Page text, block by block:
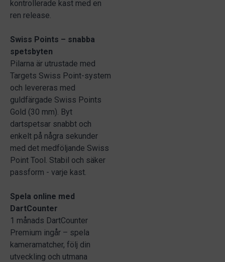
kontrollerade kast med en
ren release.
Swiss Points – snabba
spetsbyten
Pilarna är utrustade med
Targets Swiss Point-system
och levereras med
guldfärgade Swiss Points
Gold (30 mm). Byt
dartspetsar snabbt och
enkelt på några sekunder
med det medföljande Swiss
Point Tool. Stabil och säker
passform - varje kast.
Spela online med
DartCounter
1 månads DartCounter
Premium ingår – spela
kameramatcher, följ din
utveckling och utmana